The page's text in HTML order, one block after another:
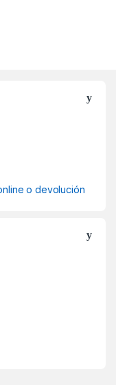
o devolución